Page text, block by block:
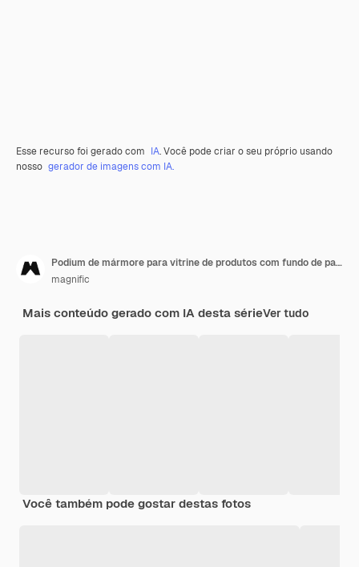
Esse recurso foi gerado com IA. Você pode criar o seu próprio usando
nosso gerador de imagens com IA.
Podium de mármore para vitrine de produtos com fundo de paisagem
magnific
Mais conteúdo gerado com IA desta sérieVer tudo
Você também pode gostar destas fotos